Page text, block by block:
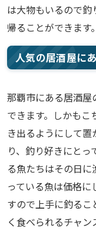
は大物もいるので釣
帰ることができます。
人気の居酒屋に
那覇市にある居酒
できます。しかも
き出るようにして
り、釣り好きにと
る魚たちはその日
っている魚は価格
すので上手に釣る
く食べられるチャ